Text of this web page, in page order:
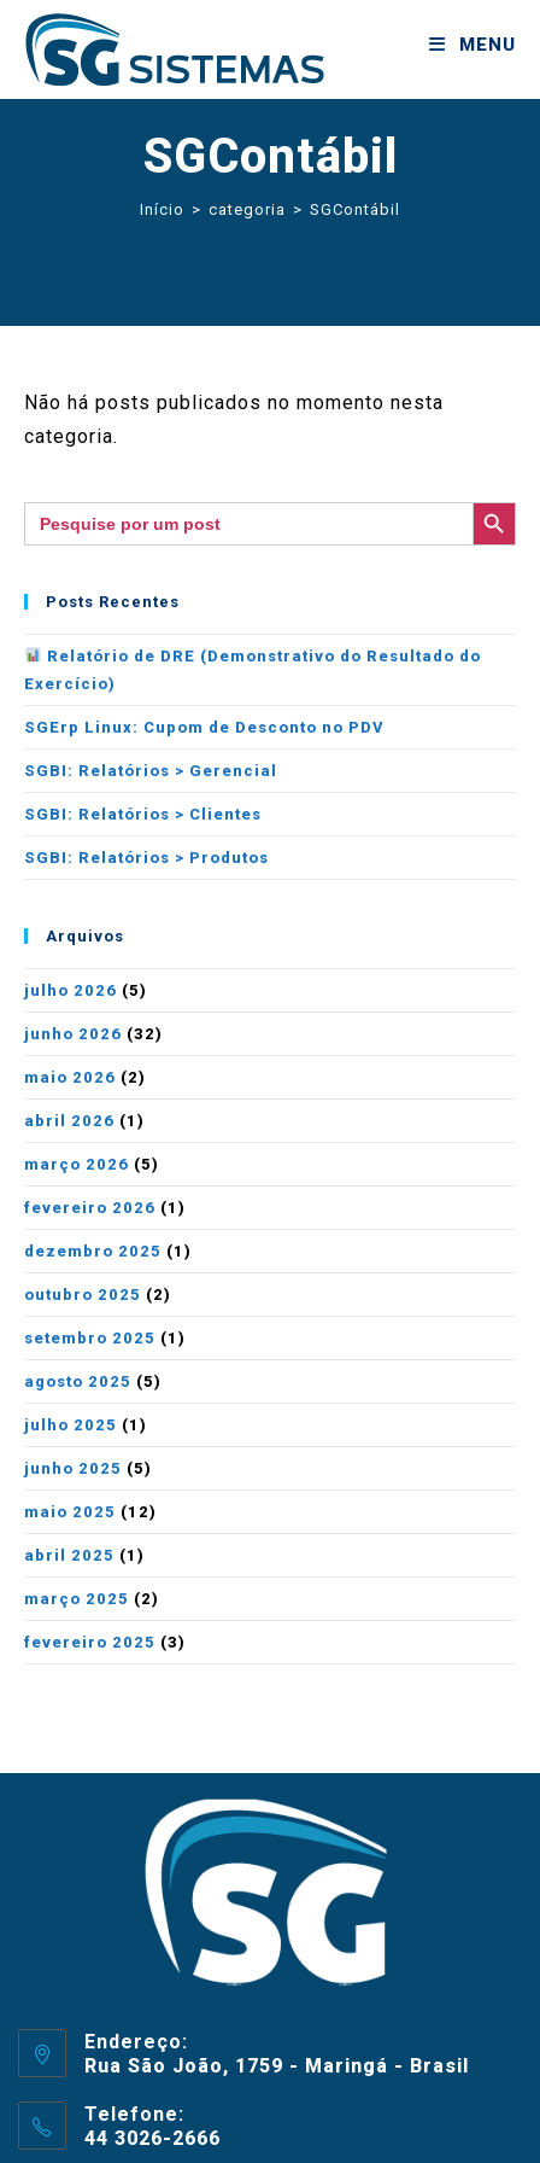
MENU
SGContábil
Início > categoria > SGContábil
Não há posts publicados no momento nesta
categoria.
Search
for:
SEARCH BUTTON
Posts Recentes
Relatório de DRE (Demonstrativo do Resultado do
Exercício)
SGErp Linux: Cupom de Desconto no PDV
SGBI: Relatórios > Gerencial
SGBI: Relatórios > Clientes
SGBI: Relatórios > Produtos
Arquivos
julho 2026 (5)
junho 2026 (32)
maio 2026 (2)
abril 2026 (1)
março 2026 (5)
fevereiro 2026 (1)
dezembro 2025 (1)
outubro 2025 (2)
setembro 2025 (1)
agosto 2025 (5)
julho 2025 (1)
junho 2025 (5)
maio 2025 (12)
abril 2025 (1)
março 2025 (2)
fevereiro 2025 (3)
Endereço:
Rua São João, 1759 - Maringá - Brasil
Telefone:
44 3026-2666